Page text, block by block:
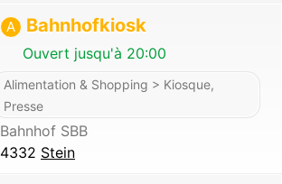
A Bahnhofkiosk
Ouvert jusqu'à 20:00
Alimentation & Shopping > Kiosque,
Presse
Bahnhof SBB
4332 Stein